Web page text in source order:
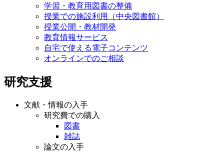
学習・教育用図書の整備
授業での施設利用（中央図書館）
授業公開・教材開発
教育情報サービス
自宅で使える電子コンテンツ
オンラインでのご相談
研究支援
文献・情報の入手
研究費での購入
図書
雑誌
論文の入手